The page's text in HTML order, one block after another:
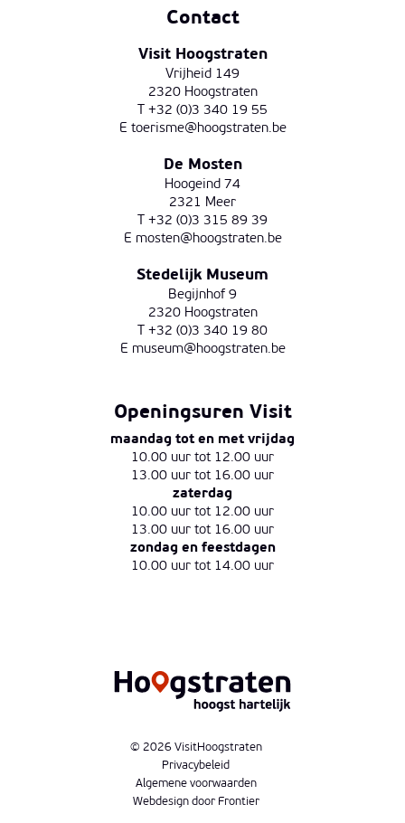
Contact
Visit Hoogstraten
Vrijheid 149
2320 Hoogstraten
T +32 (0)3 340 19 55
E toerisme@hoogstraten.be
De Mosten
Hoogeind 74
2321 Meer
T +32 (0)3 315 89 39
E mosten@hoogstraten.be
Stedelijk Museum
Begijnhof 9
2320 Hoogstraten
T +32 (0)3 340 19 80
E museum@hoogstraten.be
Openingsuren Visit
maandag tot en met vrijdag
10.00 uur tot 12.00 uur
13.00 uur tot 16.00 uur
zaterdag
10.00 uur tot 12.00 uur
13.00 uur tot 16.00 uur
zondag en feestdagen
10.00 uur tot 14.00 uur
© 2026 VisitHoogstraten
Privacybeleid
Algemene voorwaarden
Webdesign door Frontier